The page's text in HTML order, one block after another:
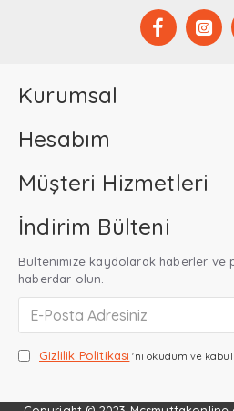
Kurumsal
Hesabım
Müşteri Hizmetleri
İndirim Bülteni
Bültenimize kaydolarak haberler ve
haberdar olun.
Gizlilik Politikası 'ni okudum ve